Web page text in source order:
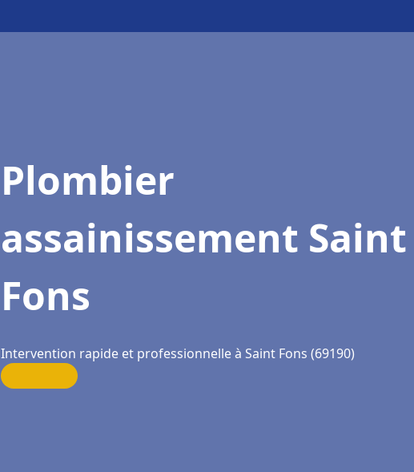
Plombier
assainissement Saint
Fons
Intervention rapide et professionnelle à Saint Fons (69190)